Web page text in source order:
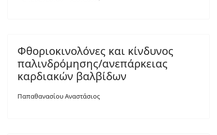
Φθοριοκινολόνες και κίνδυνος
παλινδρόμησης/ανεπάρκειας
καρδιακών βαλβίδων
Παπαθανασίου Αναστάσιος